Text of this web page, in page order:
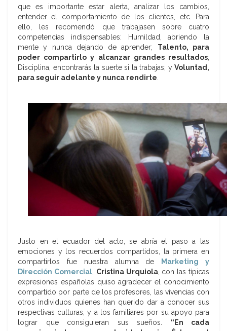
que es importante estar alerta, analizar los cambios,
entender el comportamiento de los clientes, etc. Para
ello, les recomendó que trabajasen sobre cuatro
competencias indispensables: Humildad, abriendo la
mente y nunca dejando de aprender; Talento, para
poder compartirlo y alcanzar grandes resultados;
Disciplina, encontrarás la suerte si la trabajas; y Voluntad,
para seguir adelante y nunca rendirte.
Justo en el ecuador del acto, se abría el paso a las
emociones y los recuerdos compartidos, la primera en
compartirlos fue nuestra alumna de
Marketing y
Dirección Comercial, Cristina Urquiola, con las típicas
expresiones españolas quiso agradecer el conocimiento
compartido por parte de los profesores, las vivencias con
otros individuos quienes han querido dar a conocer sus
respectivas culturas, y a los familiares por su apoyo para
lograr que consiguieran sus sueños. “En cada